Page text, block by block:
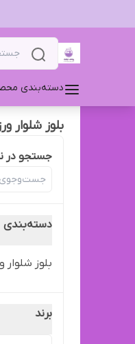
دسته‌بندی
بلوز شلوار
جستجو در
دسته‌بندی
بلوز شلوار
برند